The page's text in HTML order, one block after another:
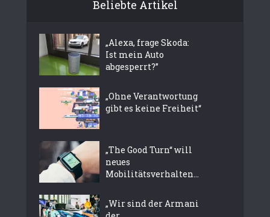
Beliebte Artikel
„Alexa, frage Skoda:
Ist mein Auto
abgesperrt?”
„Ohne Verantwortung
gibt es keine Freiheit“
„The Good Turn“ will
neues
Mobilitätsverhalten...
„Wir sind der Armani